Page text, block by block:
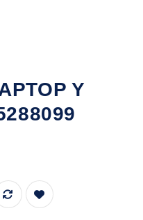
Y
0574-65288099 cantidad